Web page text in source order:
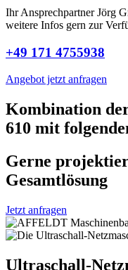
Ihr Ansprechpartner Jörg
weitere Infos gern zur
+49 171 4755938
Angebot jetzt anfragen
Kombination
610 mit
Gerne
Gesamtlösung
Jetzt anfragen
Ultraschall-